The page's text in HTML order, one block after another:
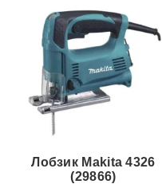
Лобзик Makita 4326
(29866)